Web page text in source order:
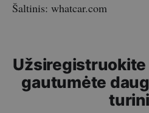
Šaltinis: whatcar.com
gautumėte